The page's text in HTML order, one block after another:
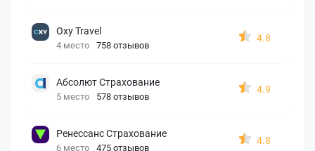
Oxy Travel
4 место 758 отзывов
4.8
Абсолют Страхование
5 место 578 отзывов
4.9
Ренессанс Страхование
6 место 475 отзывов
4.8